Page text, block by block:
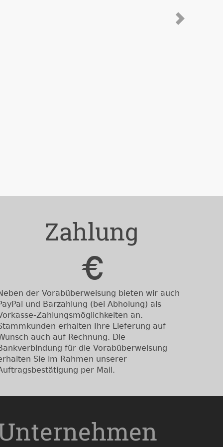
Zahlung
der Vorabüberweisung bieten wir auch
und Barzahlung (bei Abholung) als
Zahlungsmöglichkeiten an.
erhalten Ihre Lieferung auf
auch auf Rechnung. Die
für die Vorabüberweisung
Sie im Rahmen unserer
per Mail.